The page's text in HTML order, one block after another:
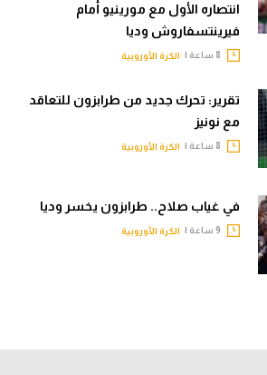
انتصاره الأول مع مورينيو أمام
فيرينتسفاروش وديا
الكرة الأوروبية
تقرير: تحرك جديد من طرابزون للتعاقد
مع نونيز
الكرة الأوروبية
في غياب صلاح.. طرابزون يخسر وديا
الكرة الأوروبية